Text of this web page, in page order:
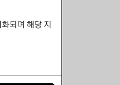
되며 해당 지